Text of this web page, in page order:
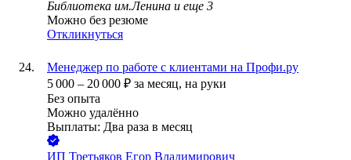
Библиотека им.Ленина и еще 3
Можно без резюме
Откликнуться
Менеджер по работе с клиентами на Профи.ру
5 000 – 20 000 ₽ за месяц, на руки
Без опыта
Можно удалённо
Выплаты: Два раза в месяц
ИП Третьяков Егор Владимирович